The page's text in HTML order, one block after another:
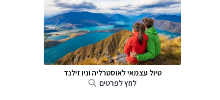
טיול עצמאי לאוסטרליה וניו זילנד
לחץ לפרטים